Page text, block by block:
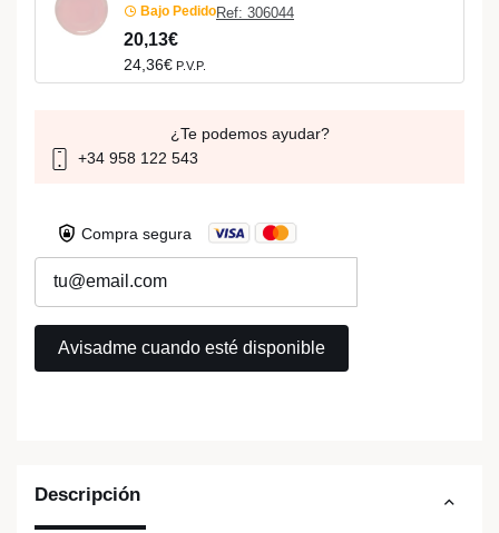
Descripción
Bajo PedidoRef: 306044
20,13€
24,36€ P.V.P.
¿Te podemos ayudar?
+34 958 122 543
Compra segura